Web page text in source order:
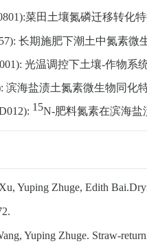
菜田土壤氮磷迁移转化
长期施肥下潮土中氮素微
光温调控下土壤-作物系
滨海盐渍土氮素微生物同化
15N-肥料氮素在滨海盐
Yuping Zhuge, Edith Bai.
Yuping Zhuge. Straw-